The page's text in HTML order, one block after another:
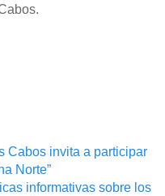
Cabos invita a participar
Norte”
informativas sobre los